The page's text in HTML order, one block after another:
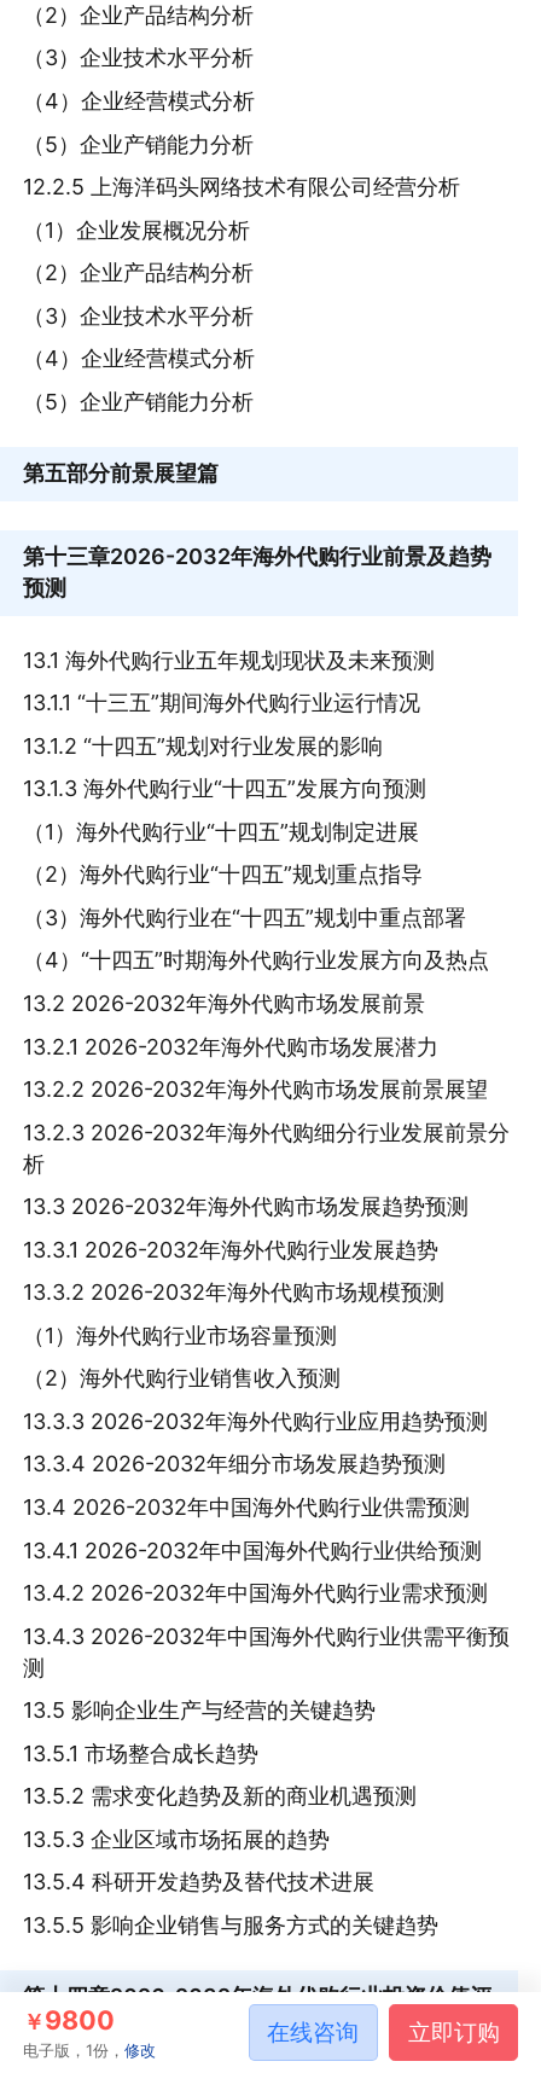
（2）企业产品结构分析
（3）企业技术水平分析
（4）企业经营模式分析
（5）企业产销能力分析
12.2.5 上海洋码头网络技术有限公司经营分析
（1）企业发展概况分析
（2）企业产品结构分析
（3）企业技术水平分析
（4）企业经营模式分析
（5）企业产销能力分析
第五部分前景展望篇
第十三章2026-2032年海外代购行业前景及趋势
预测
13.1 海外代购行业五年规划现状及未来预测
13.1.1 “十三五”期间海外代购行业运行情况
13.1.2 “十四五”规划对行业发展的影响
13.1.3 海外代购行业“十四五”发展方向预测
（1）海外代购行业“十四五”规划制定进展
（2）海外代购行业“十四五”规划重点指导
（3）海外代购行业在“十四五”规划中重点部署
（4）“十四五”时期海外代购行业发展方向及热点
13.2 2026-2032年海外代购市场发展前景
13.2.1 2026-2032年海外代购市场发展潜力
13.2.2 2026-2032年海外代购市场发展前景展望
13.2.3 2026-2032年海外代购细分行业发展前景分
析
13.3 2026-2032年海外代购市场发展趋势预测
13.3.1 2026-2032年海外代购行业发展趋势
13.3.2 2026-2032年海外代购市场规模预测
（1）海外代购行业市场容量预测
（2）海外代购行业销售收入预测
13.3.3 2026-2032年海外代购行业应用趋势预测
13.3.4 2026-2032年细分市场发展趋势预测
13.4 2026-2032年中国海外代购行业供需预测
13.4.1 2026-2032年中国海外代购行业供给预测
13.4.2 2026-2032年中国海外代购行业需求预测
13.4.3 2026-2032年中国海外代购行业供需平衡预
测
13.5 影响企业生产与经营的关键趋势
13.5.1 市场整合成长趋势
13.5.2 需求变化趋势及新的商业机遇预测
13.5.3 企业区域市场拓展的趋势
13.5.4 科研开发趋势及替代技术进展
13.5.5 影响企业销售与服务方式的关键趋势
第十四章2026-2032年海外代购行业投资价值评
估分析
￥9800
电子版，1份，修改
在线咨询 立即订购